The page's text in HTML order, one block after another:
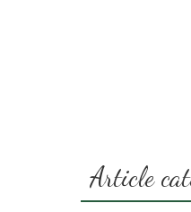
Article